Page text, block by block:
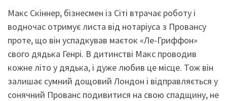
Макс Скіннер, бізнесмен із Сіті втрачає роботу і
водночас отримує листа від нотаріуса з Провансу
проте, що він успадкував маєток «Ле-Гриффон»
свого дядька Генрі. В дитинстві Макс проводив
кожне літо у дядька, і дуже любив це місце. Тож він
залишає сумний дощовий Лондон і відправляється у
сонячний Прованс подивитися на свою спадщину, не